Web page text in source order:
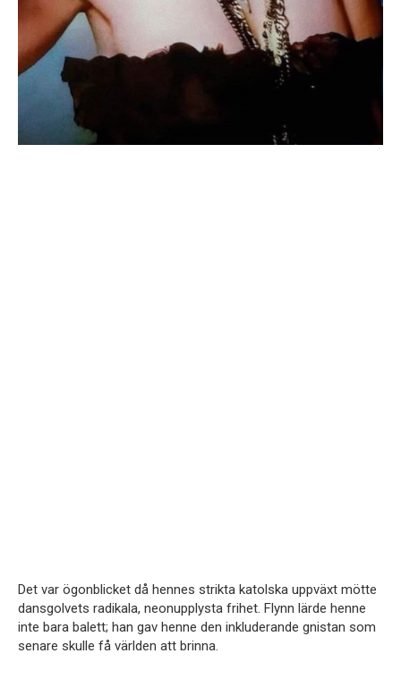
Det var ögonblicket då hennes strikta katolska uppväxt mötte
dansgolvets radikala, neonupplysta frihet. Flynn lärde henne
inte bara balett; han gav henne den inkluderande gnistan som
senare skulle få världen att brinna.